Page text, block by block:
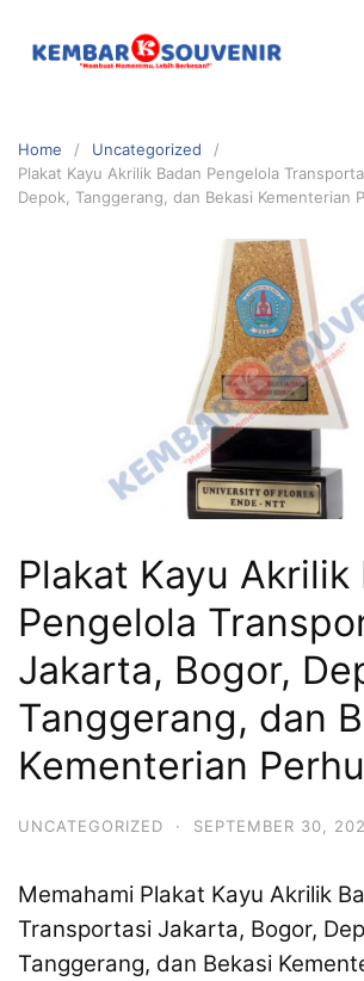
Home
Uncategorized
Plakat Kayu Akrilik Badan Pengelola
Depok, Tanggerang, dan Bekasi Kementerian
Plakat Kayu Akrilik
Pengelola
Jakarta, Bogor,
Tanggerang, dan
Kementerian
UNCATEGORIZED · SEPTEMBER 30,
Memahami Plakat Kayu Akrilik
Transportasi Jakarta, Bogor,
Tanggerang, dan Bekasi